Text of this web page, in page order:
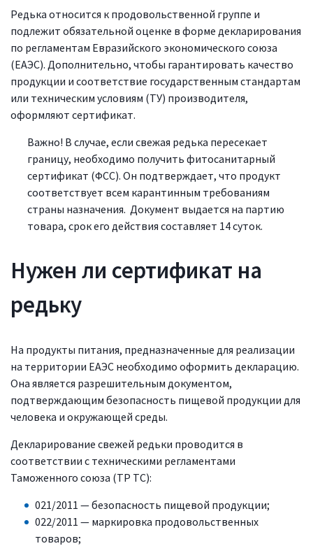
Редька относится к продовольственной группе и
подлежит обязательной оценке в форме декларирования
по регламентам Евразийского экономического союза
(ЕАЭС). Дополнительно, чтобы гарантировать качество
продукции и соответствие государственным стандартам
или техническим условиям (ТУ) производителя,
оформляют сертификат.
Важно! В случае, если свежая редька пересекает
границу, необходимо получить фитосанитарный
сертификат (ФСС). Он подтверждает, что продукт
соответствует всем карантинным требованиям
страны назначения. Документ выдается на партию
товара, срок его действия составляет 14 суток.
Нужен ли сертификат на
редьку
На продукты питания, предназначенные для реализации
на территории ЕАЭС необходимо оформить декларацию.
Она является разрешительным документом,
подтверждающим безопасность пищевой продукции для
человека и окружающей среды.
Декларирование свежей редьки проводится в
соответствии с техническими регламентами
Таможенного союза (ТР ТС):
021/2011 — безопасность пищевой продукции;
022/2011 — маркировка продовольственных
товаров;